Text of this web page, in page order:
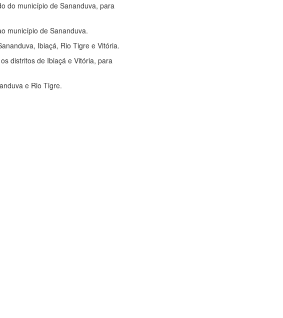
do município de Sananduva, para
município de Sananduva.
Ibiaçá, Rio Tigre e Vitória.
distritos de Ibiaçá e Vitória, para
e Rio Tigre.